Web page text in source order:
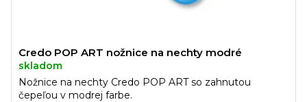
Credo POP ART nožnice na nechty modré
skladom
Nožnice na nechty Credo POP ART so zahnutou
čepeľou v modrej farbe.